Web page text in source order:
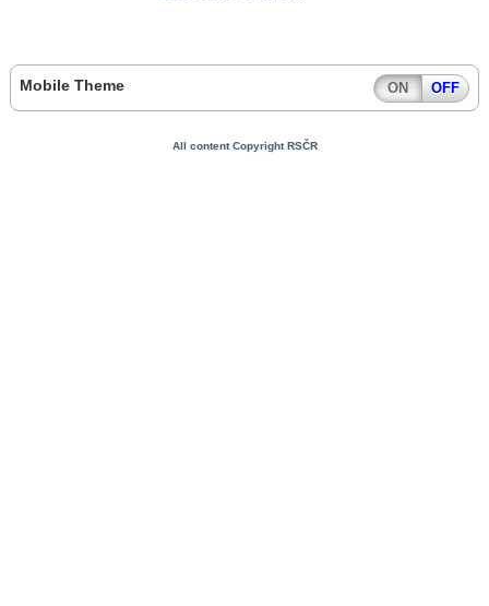
Mobile Theme ON OFF
All content Copyright RSČR